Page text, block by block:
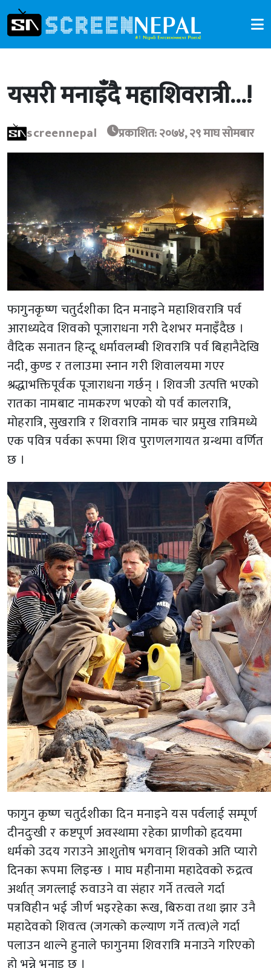
यसरी मनाइँदै महाशिवरात्री…!
screennepal प्रकाशित: २०७४, २९ माघ सोमबार
फागुनकृष्ण चतुर्दशीका दिन मनाइने महाशिवरात्रि पर्व
आराध्यदेव शिवको पूजाराधना गरी देशभर मनाइँदैछ ।
वैदिक सनातन हिन्दू धर्मावलम्बी शिवरात्रि पर्व बिहानैदेखि
नदी, कुण्ड र तलाउमा स्नान गरी शिवालयमा गएर
श्रद्धाभक्तिपूर्वक पूजाराधना गर्छन् । शिवजी उत्पत्ति भएको
रातका नामबाट नामकरण भएको यो पर्व कालरात्रि,
मोहरात्रि, सुखरात्रि र शिवरात्रि नामक चार प्रमुख रात्रिमध्ये
एक पवित्र पर्वका रूपमा शिव पुराणलगायत ग्रन्थमा वर्णित
छ ।
फागुन कृष्ण चतुर्दशीका दिन मनाइने यस पर्वलाई सम्पूर्ण
दीनदुःखी र कष्टपूर्ण अवस्थामा रहेका प्राणीको हृदयमा
धर्मको उदय गराउने आशुतोष भगवान् शिवको अति प्यारो
दिनका रूपमा लिइन्छ । माघ महीनामा महादेवको रुद्रत्व
अर्थात् जगत्लाई रुवाउने वा संहार गर्ने तत्वले गर्दा
पत्रविहीन भई जीर्ण भइरहेका रूख, बिरुवा तथा झार उनै
महादेवको शिवत्व (जगत्को कल्याण गर्ने तत्व)ले गर्दा
पलाउन थाल्ने हुनाले फागुनमा शिवरात्रि मनाउने गरिएको